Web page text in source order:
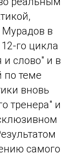
в
го цикла
и слово" и в
по теме
вновь
тренера" и
самого